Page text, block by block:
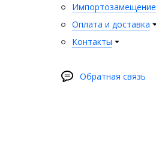
Импортозамещение
Оплата и доставка
Контакты
Обратная связь